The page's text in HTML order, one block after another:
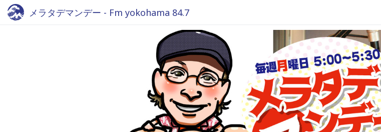
メラタデマンデー - Fm yokohama 84.7